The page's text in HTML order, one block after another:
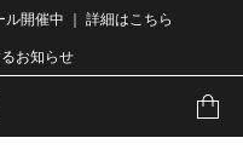
ル開催中 ｜ 詳細はこちら
お知らせ